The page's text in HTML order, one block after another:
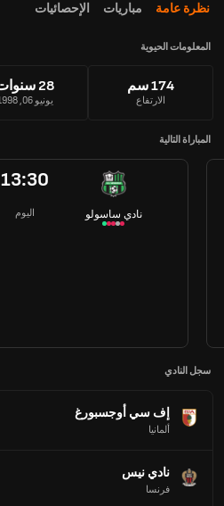
نظرة عامة مباريات الإحصائيات
المعلومات الحيوية
174 سم
الارتفاع
28 سنوات
يونيو 06, 1998
المباراة التالية
13:30
اليوم نادي ساسولو
سجل النادي
إف سي أوجسبورغ
ألمانيا
نادي نيس
فرنسا